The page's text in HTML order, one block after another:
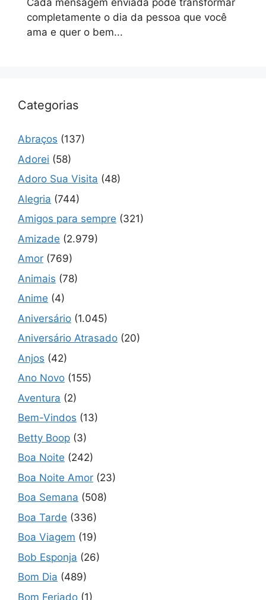
Cada mensagem enviada pode transformar
completamente o dia da pessoa que você
ama e quer o bem...
Categorias
Abraços (137)
Adorei (58)
Adoro Sua Visita (48)
Alegria (744)
Amigos para sempre (321)
Amizade (2.979)
Amor (769)
Animais (78)
Anime (4)
Aniversário (1.045)
Aniversário Atrasado (20)
Anjos (42)
Ano Novo (155)
Aventura (2)
Bem-Vindos (13)
Betty Boop (3)
Boa Noite (242)
Boa Noite Amor (23)
Boa Semana (508)
Boa Tarde (336)
Boa Viagem (19)
Bob Esponja (26)
Bom Dia (489)
Bom Feriado (1)